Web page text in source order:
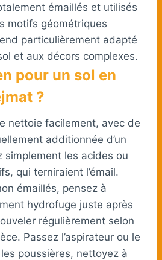
émaillés et utilisés
motifs géométriques
particulièrement adapté
et aux décors complexes.
pour un sol en
?
nettoie facilement, avec de
additionnée d’un
simplement les acides ou
qui terniraient l’émail.
émaillés, pensez à
hydrofuge juste après
régulièrement selon
Passez l’aspirateur ou le
poussières, nettoyez à